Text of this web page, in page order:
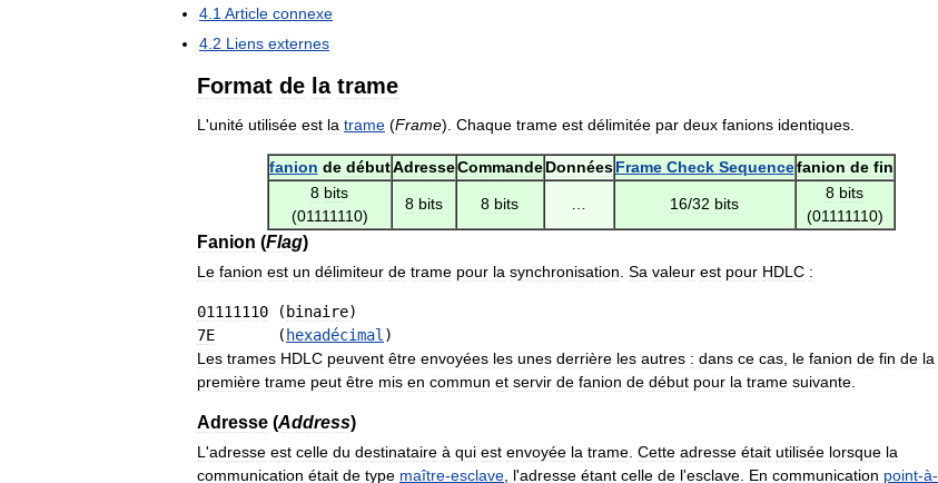
4 1 Article connexe
4 2 Liens externes
Format de la trame
L 'unité utilisée est la trame (Frame). Chaque trame est délimitée par deux fanions identiques
fanion de débutAdresseCommande Données Frame Check Sequencefanion de fin
8 bits
(01111110)
8 bits 8 bits 16/32 bits
8 bits
(01111110)
Fanion (Flag)
Le fanion est un délimiteur de trame pour la synchronisation Sa valeur est pour HDLC :
01111110 ( binaire
7E
       (
hexadécimal
Les trames HDLC peuvent être envoyées les unes derrière les autres : dans ce cas le fanion de fin de la
première trame peut être mis en commun et servir de fanion de début pour la trame suivante
Adresse (Address)
L 'adresse est celle du destinataire à qui est envoyée la trame Cette adresse était utilisée lorsque la
communication était de type maître-esclave l'adresse étant celle de l'esclave En communication point-à-